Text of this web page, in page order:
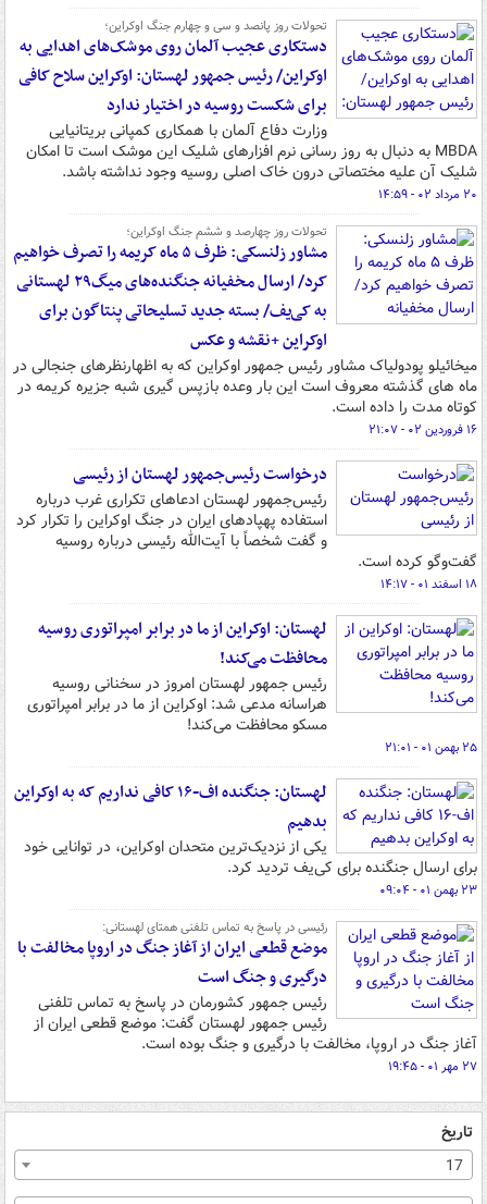
تحولات روز پانصد و سی و چهارم جنگ اوکراین؛
دستکاری عجیب آلمان روی موشک‌های اهدایی به
اوکراین/ رئیس جمهور لهستان: اوکراین سلاح کافی
برای شکست روسیه در اختیار ندارد
وزارت دفاع آلمان با همکاری کمپانی بریتانیایی
MBDA به دنبال به روز رسانی نرم افزارهای شلیک این موشک است تا امکان
شلیک آن علیه مختصاتی درون خاک اصلی روسیه وجود نداشته باشد.
۲۰ مرداد ۰۲ - ۱۴:۵۹
تحولات روز چهارصد و ششم جنگ اوکراین؛
مشاور زلنسکی: ظرف ۵ ماه کریمه را تصرف خواهیم
کرد/ ارسال مخفیانه جنگنده‌های میگ۲۹ لهستانی
به کی‌یف/ بسته جدید تسلیحاتی پنتاگون برای
اوکراین +نقشه و عکس
میخائیلو پودولیاک مشاور رئیس جمهور اوکراین که به اظهارنظرهای جنجالی در
ماه های گذشته معروف است این بار وعده بازپس گیری شبه جزیره کریمه در
کوتاه مدت را داده است.
۱۶ فروردین ۰۲ - ۲۱:۰۷
درخواست رئیس‌جمهور لهستان از رئیسی
رئیس‌جمهور لهستان ادعاهای تکراری غرب درباره
استفاده پهپادهای ایران در جنگ اوکراین را تکرار کرد
و گفت شخصاً با آیت‌الله رئیسی درباره روسیه
گفت‌وگو کرده است.
۱۸ اسفند ۰۱ - ۱۴:۱۷
لهستان: اوکراین از ما در برابر امپراتوری روسیه
محافظت می‌کند!
رئیس جمهور لهستان امروز در سخنانی روسیه
هراسانه مدعی شد: اوکراین از ما در برابر امپراتوری
مسکو محافظت می‌کند!
۲۵ بهمن ۰۱ - ۲۱:۰۱
لهستان: جنگنده اف-۱۶ کافی نداریم که به اوکراین
بدهیم
یکی از نزدیک‌ترین متحدان اوکراین، در توانایی خود
برای ارسال جنگنده‌ برای کی‌یف تردید کرد.
۲۳ بهمن ۰۱ - ۰۹:۰۴
رئیسی در پاسخ به تماس تلفنی همتای لهستانی:
موضع قطعی ایران از آغاز جنگ در اروپا مخالفت با
درگیری و جنگ است
رئیس جمهور کشورمان در پاسخ به تماس تلفنی
رئیس جمهور لهستان گفت: موضع قطعی ایران از
آغاز جنگ در اروپا، مخالفت با درگیری و جنگ بوده است.
۲۷ مهر ۰۱ - ۱۹:۴۵
تاریخ
17